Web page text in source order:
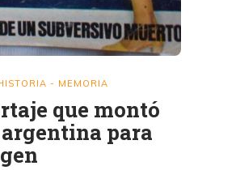
- MEMORIA
que montó
para